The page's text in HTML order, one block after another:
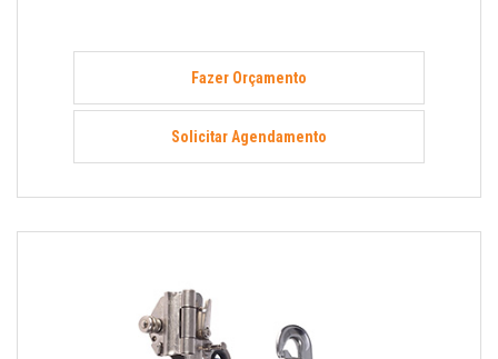
Fazer Orçamento
Solicitar Agendamento